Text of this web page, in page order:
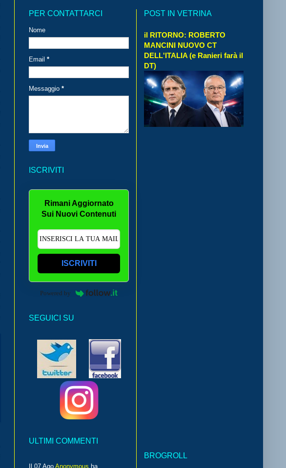
PER CONTATTARCI
Nome
Email *
Messaggio *
ISCRIVITI
Rimani Aggiornato
Sui Nuovi Contenuti
ISCRIVITI
Powered by
SEGUICI SU
ULTIMI COMMENTI
Il 07 Ago Anonymous ha
POST IN VETRINA
il RITORNO: ROBERTO
MANCINI NUOVO CT
DELL'ITALIA (e Ranieri farà il
DT)
BROGROLL